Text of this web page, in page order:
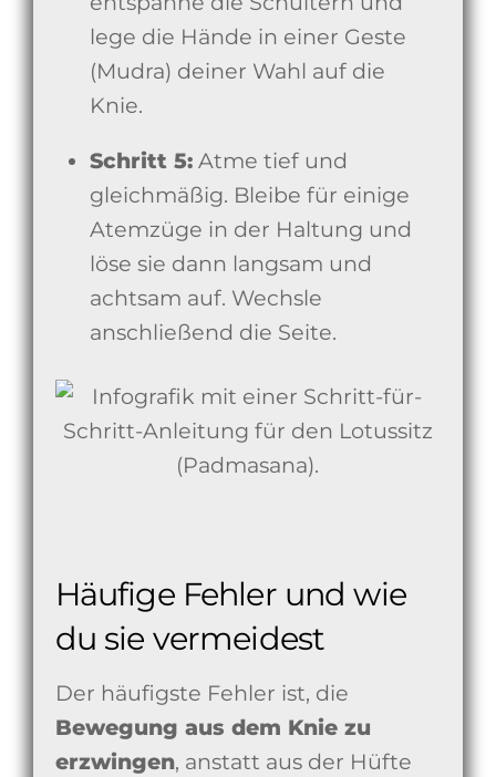
lege die Hände in einer Geste
(Mudra) deiner Wahl auf die
Knie.
Schritt 5:Atme tief und
gleichmäßig. Bleibe für einige
Atemzüge in der Haltung und
löse sie dann langsam und
achtsam auf. Wechsle
anschließend die Seite.
Häufige Fehler und wie
du sie vermeidest
Der häufigste Fehler ist, die
Bewegung aus dem Knie zu
erzwingen, anstatt aus der Hüfte